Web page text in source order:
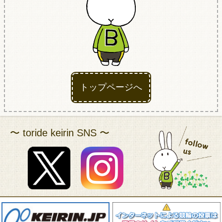
アクセス
トップページへ
〜 toride keirin SNS 〜